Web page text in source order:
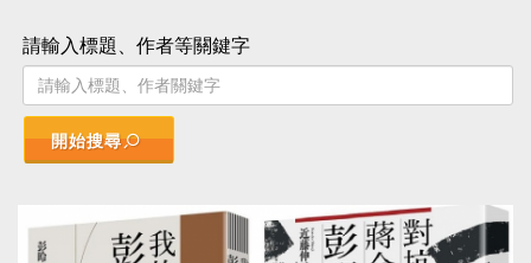
請輸入標題、作者等關鍵字
開始搜尋